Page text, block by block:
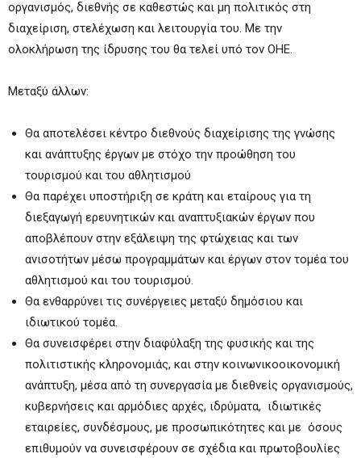
οργανισμός, διεθνής σε καθεστώς και μη πολιτικός στη
διαχείριση, στελέχωση και λειτουργία του. Με την
ολοκλήρωση της ίδρυσης του θα τελεί υπό τον ΟΗΕ.
Μεταξύ άλλων:
Θα αποτελέσει κέντρο διεθνούς διαχείρισης της γνώσης
και ανάπτυξης έργων με στόχο την προώθηση του
τουρισμού και του αθλητισμού
Θα παρέχει υποστήριξη σε κράτη και εταίρους για τη
διεξαγωγή ερευνητικών και αναπτυξιακών έργων που
αποβλέπουν στην εξάλειψη της φτώχειας και των
ανισοτήτων μέσω προγραμμάτων και έργων στον τομέα του
αθλητισμού και του τουρισμού.
Θα ενθαρρύνει τις συνέργειες μεταξύ δημόσιου και
ιδιωτικού τομέα.
Θα συνεισφέρει στην διαφύλαξη της φυσικής και της
πολιτιστικής κληρονομιάς, και στην κοινωνικοοικονομική
ανάπτυξη, μέσα από τη συνεργασία με διεθνείς οργανισμούς,
κυβερνήσεις και αρμόδιες αρχές, ιδρύματα, ιδιωτικές
εταιρείες, συνδέσμους, με προσωπικότητες και με όσους
επιθυμούν να συνεισφέρουν σε σχέδια και πρωτοβουλίες